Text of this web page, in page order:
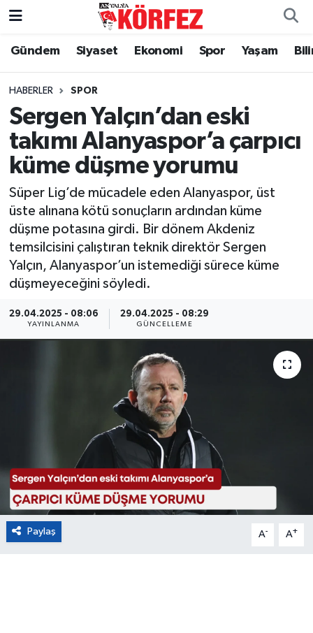
Gündem Siyaset Ekonomi Spor Yaşam
HABERLER SPOR
Sergen Yalçın’dan eski
takımı Alanyaspor’a çarpıcı
küme düşme yorumu
Süper Lig’de mücadele eden Alanyaspor, üst
üste alınana kötü sonuçların ardından küme
düşme potasına girdi. Bir dönem Akdeniz
temsilcisini çalıştıran teknik direktör Sergen
Yalçın, Alanyaspor’un istemediği sürece küme
düşmeyeceğini söyledi.
29.04.2025 - 08:06
YAYINLANMA
29.04.2025 - 08:29
GÜNCELLEME
Paylaş A- A+
Gündem
Siyaset
Yerel Yönetim
Ekonomi
Spor
Yaşam
Asayiş
Eğitim
Çevre
Kültür ve Sanat
Nöbetçi Eczaneler
Hava Durumu
Trafik Durumu
Süper Lig Puan Durumu ve Fikstür
Tüm Manşetler
Son Dakika Haberleri
Haber Arşivi